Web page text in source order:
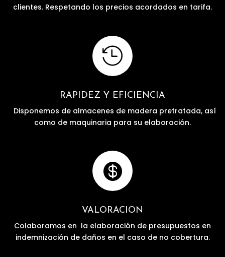
clientes. Respetando los precios acordados en tarifa.

RAPIDEZ Y EFICIENCIA
Disponemos de almacenes de madera pretratada, así
como de maquinaria para su elaboración.

VALORACION
Colaboramos en la elaboración de presupuestos en
indemnización de daños en el caso de no cobertura.